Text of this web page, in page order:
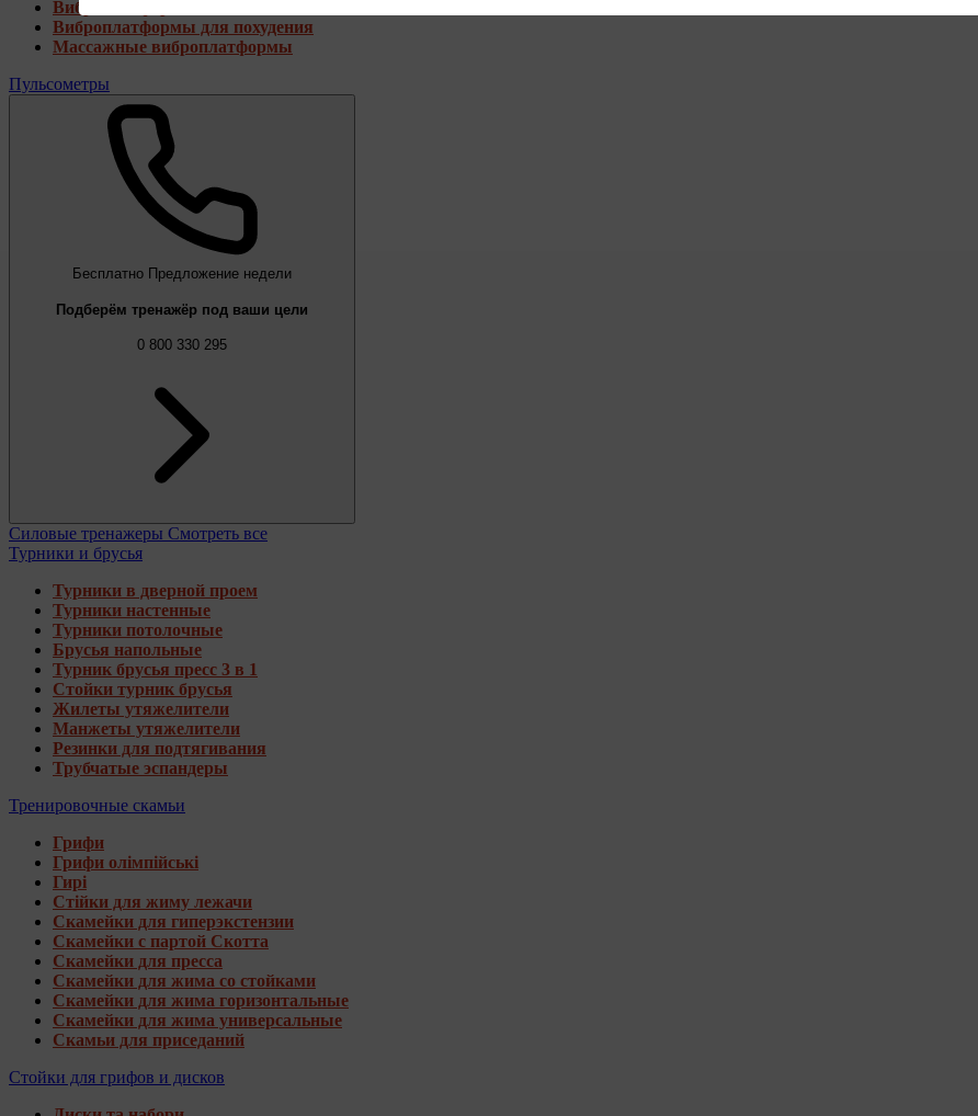
Виброплатформы 3D
Виброплатформы для похудения
Массажные виброплатформы
Пульсометры
Бесплатно Предложение недели
Подберём тренажёр под ваши цели
0 800 330 295
Силовые тренажеры Смотреть все
Турники и брусья
Турники в дверной проем
Турники настенные
Турники потолочные
Брусья напольные
Турник брусья пресс 3 в 1
Стойки турник брусья
Жилеты утяжелители
Манжеты утяжелители
Резинки для подтягивания
Трубчатые эспандеры
Тренировочные скамьи
Грифи
Грифи олімпійські
Гирі
Стійки для жиму лежачи
Скамейки для гиперэкстензии
Скамейки с партой Скотта
Скамейки для пресса
Скамейки для жима со стойками
Скамейки для жима горизонтальные
Скамейки для жима универсальные
Скамьи для приседаний
Стойки для грифов и дисков